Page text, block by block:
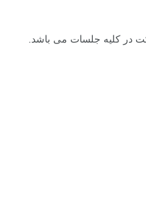
در کلیه جلسات می باشد.